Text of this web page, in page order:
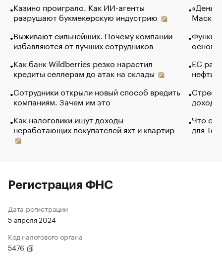
Казино проиграло. Как ИИ-агенты
разрушают букмекерскую индустрию
Выживают сильнейших. Почему компании
избавляются от лучших сотрудников
Как банк Wildberries резко нарастил
кредиты селлерам до атак на склады
Сотрудники открыли новый способ вредить
компаниям. Зачем им это
Как налоговики ищут доходы
неработающих покупателей яхт и квартир
Маск в
основ
ЕС
нефти
Что
для
Регистрация ФНС
Дата регистрации
5 апреля 2024
Код налогового органа
5476